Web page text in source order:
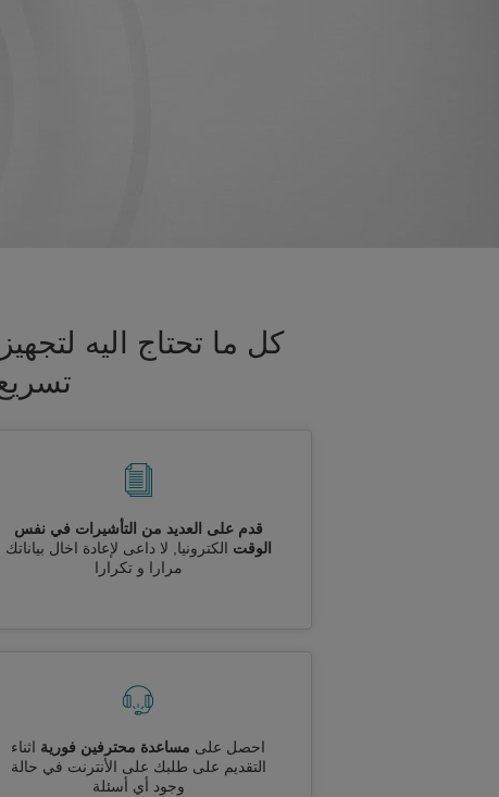
كل ما تحتاج اليه
قدم على العديد من التأشيرات في نفس
الوقت الكترونيا, لا داعى لإعادة اخال بياناتك
مرارا و تكرارا
احصل على مساعدة محترفين فورية اثناء
التقديم على طلبك على الأنترنت في حالة
وجود أي أسئلة